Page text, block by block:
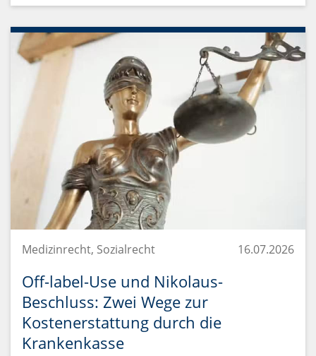
Medizinrecht, Sozialrecht 16.07.2026
Off-label-Use und Nikolaus-
Beschluss: Zwei Wege zur
Kostenerstattung durch die
Krankenkasse